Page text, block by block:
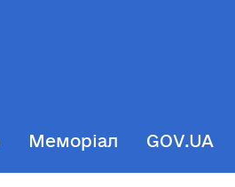
Меморіал GOV.UA